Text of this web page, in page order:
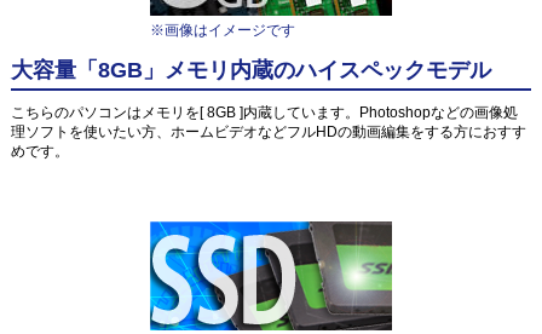
※画像はイメージです
大容量「8GB」メモリ内蔵のハイスペックモデル
こちらのパソコンはメモリを[ 8GB ]内蔵しています。Photoshopなどの画像処
理ソフトを使いたい方、ホームビデオなどフルHDの動画編集をする方におすす
めです。